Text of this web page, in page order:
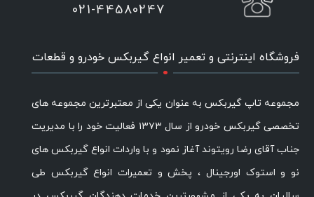
021-44580247
فروشگاه اینترنتی و تعمیر انواع گیربکس خودرو و قطعات
.
مجموعه تاپ گیربکس به عنوان یکی از معتبرترین مجموعه های
تخصصی گیربکس خودرو از سال ۱۳۷۳ فعالیت خود را با مدیریت
جناب آقای رضا رویتوند آغاز نمود و با واردات انواع گیربکس های
نو و استوک اورجینال ، پخش و تعمیرات انواع گیربکس طی